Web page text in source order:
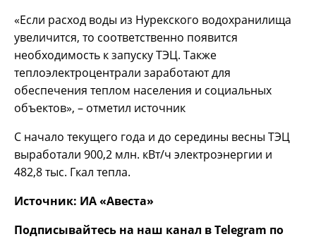
«Если расход воды из Нурекского водохранилища
увеличится, то соответственно появится
необходимость к запуску ТЭЦ. Также
теплоэлектроцентрали заработают для
обеспечения теплом населения и социальных
объектов», – отметил источник
С начало текущего года и до середины весны ТЭЦ
выработали 900,2 млн. кВт/ч электроэнергии и
482,8 тыс. Гкал тепла.
Источник: ИА «Авеста»
Подписывайтесь на наш канал в Telegram по